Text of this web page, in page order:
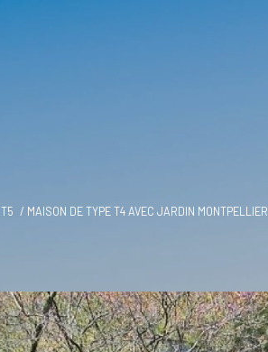
T5 MAISON DE TYPE T4 AVEC JARDIN MONTPELLIER